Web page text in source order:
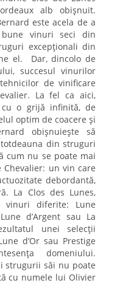
alb obișnuit.
este acela de a
vinuri seci din
excepționali din
el. Dar, dincolo de
succesul vinurilor
de vinificare
La fel ca aici,
o grijă infinită, de
optim de coacere și
obișnuiește să
din struguri
cum nu se poate mai
un vin care
debordantă,
La Clos des Lunes,
vinuri diferite: Lune
d’Argent sau La
unei selecții
d’Or sau Prestige
domeniului.
strugurii săi nu poate
cu numele lui Olivier